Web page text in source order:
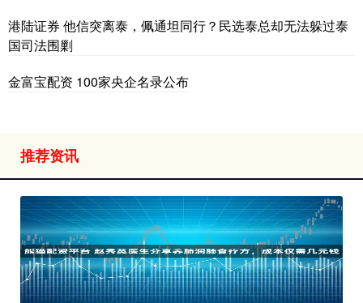
港陆证券 他信突离泰，佩通坦同行？民选泰总却无法躲过泰
国司法围剿
金富宝配资 100家央企名录公布
推荐资讯